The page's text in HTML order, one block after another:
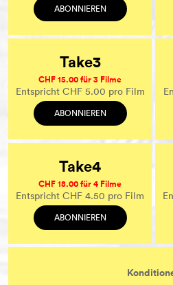
ABONNIEREN
Take3
CHF 15.00 für 3 Filme
Entspricht CHF 5.00 pro Film
ABONNIEREN
Take4
CHF 18.00 für 4 Filme
Entspricht CHF 4.50 pro Film
ABONNIEREN